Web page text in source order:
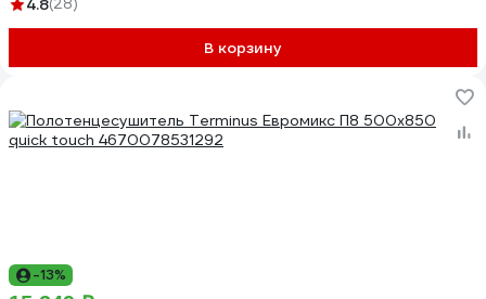
4.8(28)
В корзину
-13%